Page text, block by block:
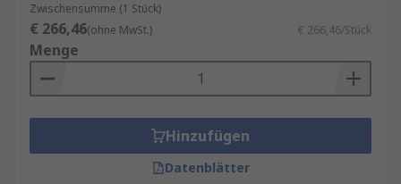
Zwischensumme (1 Stück)
€ 266,46(ohne MwSt.) € 266,46/Stück
Menge
Hinzufügen
Datenblätter